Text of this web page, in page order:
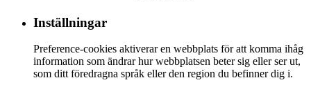
Inställningar
Preference-cookies aktiverar en webbplats för att komma ihåg
information som ändrar hur webbplatsen beter sig eller ser ut,
som ditt föredragna språk eller den region du befinner dig i.